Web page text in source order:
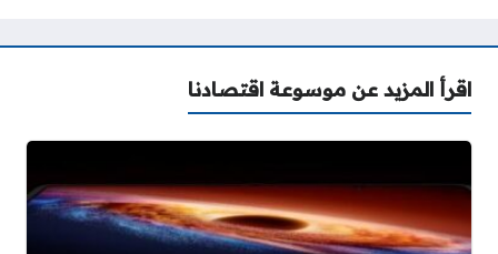
اقرأ المزيد عن موسوعة اقتصادنا